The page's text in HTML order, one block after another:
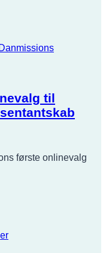
til
første onlinevalg